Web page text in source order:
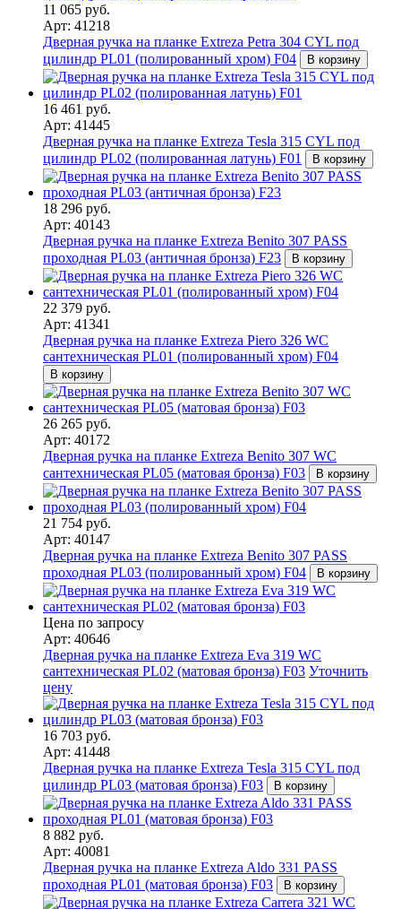
11 065 руб.
Арт: 41218
Дверная ручка на планке Extreza Petra 304 CYL под
цилиндр PL01 (полированный хром) F04
В корзину
16 461 руб.
Арт: 41445
Дверная ручка на планке Extreza Tesla 315 CYL под
цилиндр PL02 (полированная латунь) F01
В корзину
18 296 руб.
Арт: 40143
Дверная ручка на планке Extreza Benito 307 PASS
проходная PL03 (античная бронза) F23
В корзину
22 379 руб.
Арт: 41341
Дверная ручка на планке Extreza Piero 326 WC
сантехническая PL01 (полированный хром) F04
В корзину
26 265 руб.
Арт: 40172
Дверная ручка на планке Extreza Benito 307 WC
сантехническая PL05 (матовая бронза) F03
В корзину
21 754 руб.
Арт: 40147
Дверная ручка на планке Extreza Benito 307 PASS
проходная PL03 (полированный хром) F04
В корзину
Цена по запросу
Арт: 40646
Дверная ручка на планке Extreza Eva 319 WC
сантехническая PL02 (матовая бронза) F03 Уточнить
цену
16 703 руб.
Арт: 41448
Дверная ручка на планке Extreza Tesla 315 CYL под
цилиндр PL03 (матовая бронза) F03
В корзину
8 882 руб.
Арт: 40081
Дверная ручка на планке Extreza Aldo 331 PASS
проходная PL01 (матовая бронза) F03
В корзину